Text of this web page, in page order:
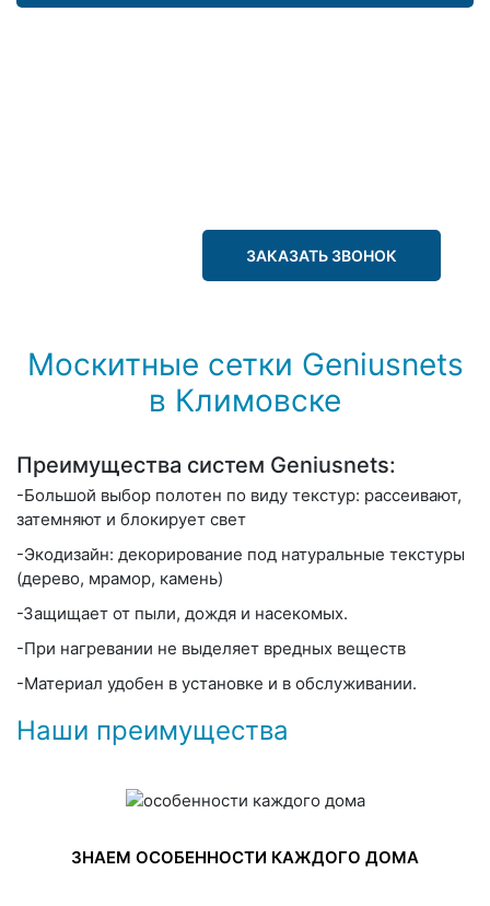
ЗАКАЗАТЬ ЗВОНОК
Москитные сетки Geniusnets
в Климовске
Преимущества систем Geniusnets:
-Большой выбор полотен по виду текстур: рассеивают,
затемняют и блокирует свет
-Экодизайн: декорирование под натуральные текстуры
(дерево, мрамор, камень)
-Защищает от пыли, дождя и насекомых.
-При нагревании не выделяет вредных веществ
-Материал удобен в установке и в обслуживании.
Наши преимущества
ЗНАЕМ ОСОБЕННОСТИ КАЖДОГО ДОМА